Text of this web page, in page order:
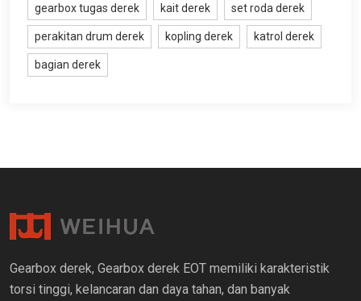
gearbox tugas derek kait derek set roda derek
perakitan drum derek kopling derek katrol derek
bagian derek
Gearbox derek, Gearbox derek EOT memiliki karakteristik
torsi tinggi, kelancaran dan daya tahan, dan banyak